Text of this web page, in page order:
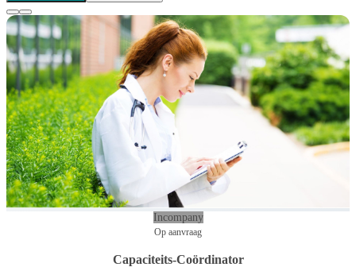
Incompany
Op aanvraag
Capaciteits-Coördinator